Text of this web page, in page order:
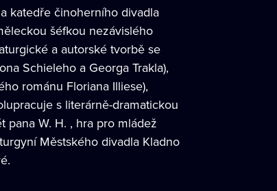
katedře činoherního divadla
šéfkou nezávislého
a autorské tvorbě se
Schieleho a Georga Trakla),
románu Floriana Illiese),
s literárně-dramatickou
pana W. H. , hra pro mládež
Městského divadla Kladno